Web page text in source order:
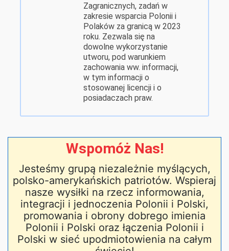
Zagranicznych, zadań w
zakresie wsparcia Polonii i
Polaków za granicą w 2023
roku. Zezwala się na
dowolne wykorzystanie
utworu, pod warunkiem
zachowania ww. informacji,
w tym informacji o
stosowanej licencji i o
posiadaczach praw.
Wspomóż Nas!
Jesteśmy grupą niezależnie myślących,
polsko-amerykańskich patriotów. Wspieraj
nasze wysiłki na rzecz informowania,
integracji i jednoczenia Polonii i Polski,
promowania i obrony dobrego imienia
Polonii i Polski oraz łączenia Polonii i
Polski w sieć upodmiotowienia na całym